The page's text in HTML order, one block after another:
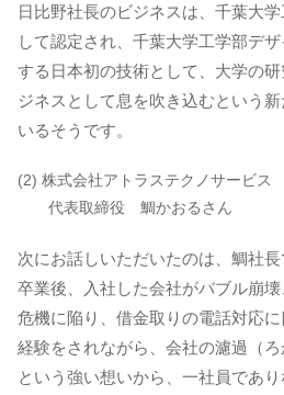
日比野社長のビジネスは、千葉大
して認定され、千葉大学工学部デ
する日本初の技術として、大学の
ジネスとして息を吹き込むという
いるそうです。
(2) 株式会社アトラステクノサービス
代表取締役 鯛かおるさん
次にお話しいただいたのは、鯛社
卒業後、入社した会社がバブル崩
危機に陥り、借金取りの電話対応
経験をされながら、会社の濾過（
という強い想いから、一社員であ